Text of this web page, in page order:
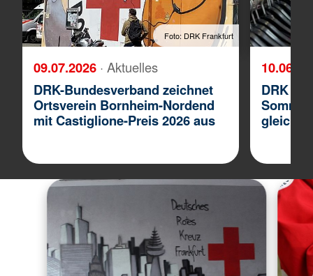
Foto: DRK Frankfurt
09.07.2026 · Aktuelles
DRK-Bundesverband zeichnet
Ortsverein Bornheim-Nordend
mit Castiglione-Preis 2026 aus
DRK